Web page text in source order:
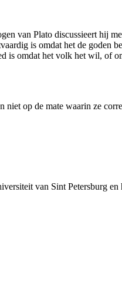
van Plato discussieert hij
is omdat het de goden
is omdat het volk het wil, of
op de mate waarin ze
van Sint Petersburg en